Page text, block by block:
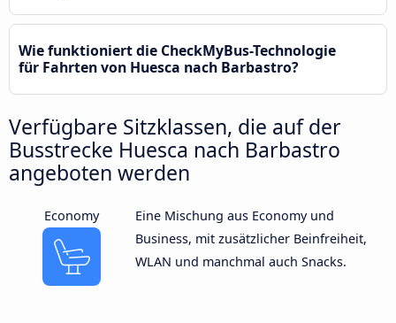
Wie funktioniert die CheckMyBus-Technologie
für Fahrten von Huesca nach Barbastro?
Verfügbare Sitzklassen, die auf der
Busstrecke Huesca nach Barbastro
angeboten werden
Economy
Eine Mischung aus Economy und
Business, mit zusätzlicher Beinfreiheit,
WLAN und manchmal auch Snacks.